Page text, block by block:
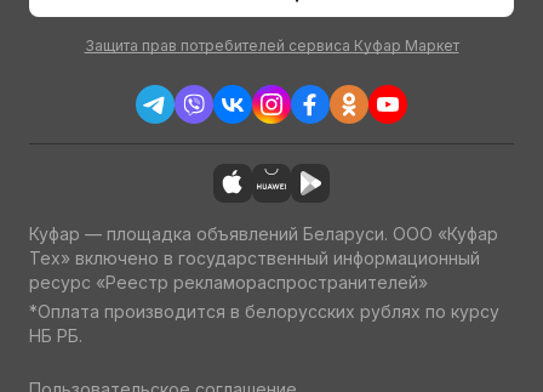
Защита прав потребителей сервиса Куфар Маркет
Куфар — площадка объявлений Беларуси. ООО «Куфар
Тех» включено в государственный информационный
ресурс «Реестр рекламораспространителей»
*Оплата производится в белорусских рублях по курсу
НБ РБ.